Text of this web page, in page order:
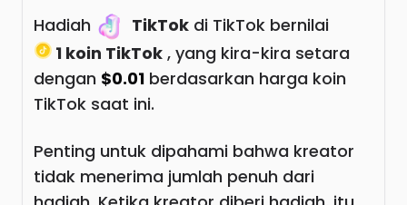
Hadiah TikTok di TikTok bernilai
1 koin TikTok , yang kira-kira setara
dengan $0.01 berdasarkan harga koin
TikTok saat ini.
Penting untuk dipahami bahwa kreator
tidak menerima jumlah penuh dari